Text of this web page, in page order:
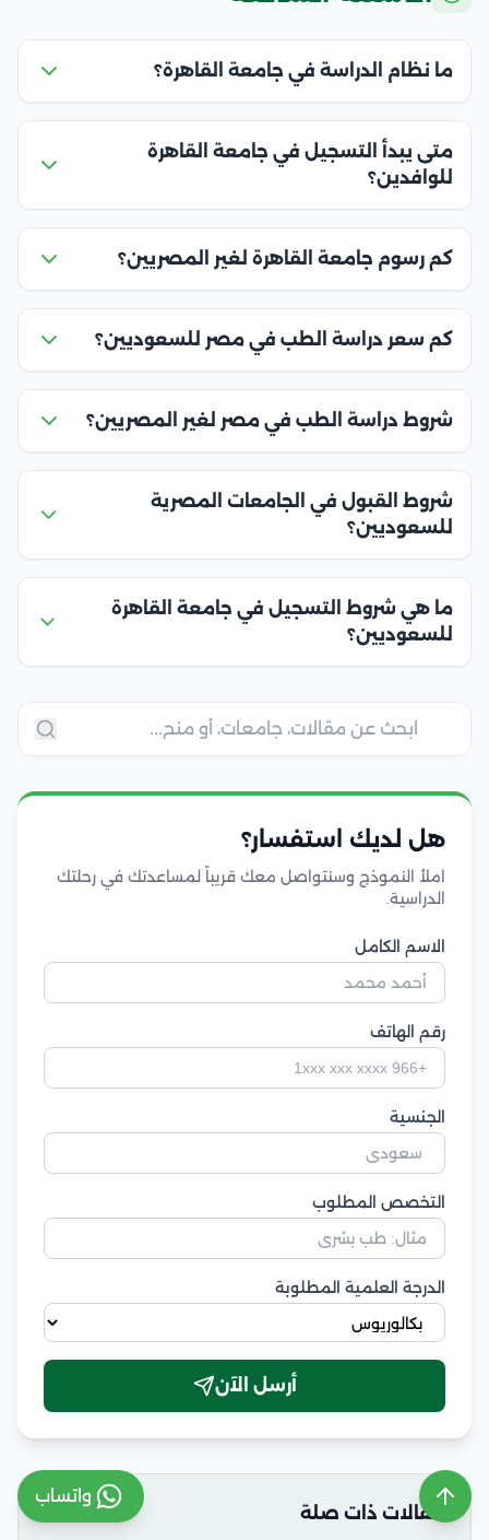
ما نظام الدراسة في جامعة القاهرة؟
متى يبدأ التسجيل في جامعة القاهرة
للوافدين؟
كم رسوم جامعة القاهرة لغير المصريين؟
كم سعر دراسة الطب في مصر للسعوديين؟
شروط دراسة الطب في مصر لغير المصريين؟
شروط القبول في الجامعات المصرية
للسعوديين؟
ما هي شروط التسجيل في جامعة القاهرة
للسعوديين؟
هل لديك استفسار؟
املأ النموذج وسنتواصل معك قريباً لمساعدتك في رحلتك
الدراسية.
الاسم الكامل
رقم الهاتف
الجنسية
التخصص المطلوب
الدرجة العلمية المطلوبة
أرسل الآن
مقالات ذات صلة
واتساب